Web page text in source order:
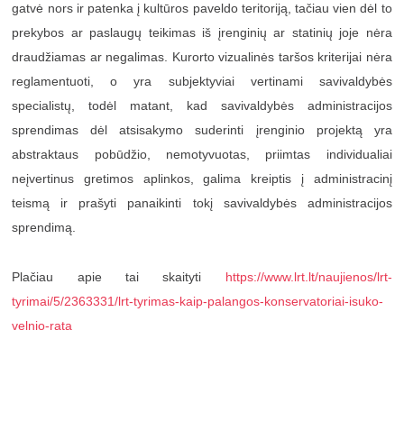
gatvė nors ir patenka į kultūros paveldo teritoriją, tačiau vien dėl to
prekybos ar paslaugų teikimas iš įrenginių ar statinių joje nėra
draudžiamas ar negalimas. Kurorto vizualinės taršos kriterijai nėra
reglamentuoti, o yra subjektyviai vertinami savivaldybės
specialistų, todėl matant, kad savivaldybės administracijos
sprendimas dėl atsisakymo suderinti įrenginio projektą yra
abstraktaus pobūdžio, nemotyvuotas, priimtas individualiai
neįvertinus gretimos aplinkos, galima kreiptis į administracinį
teismą ir prašyti panaikinti tokį savivaldybės administracijos
sprendimą.
Plačiau apie tai skaityti https://www.lrt.lt/naujienos/lrt-
tyrimai/5/2363331/lrt-tyrimas-kaip-palangos-konservatoriai-isuko-
velnio-rata